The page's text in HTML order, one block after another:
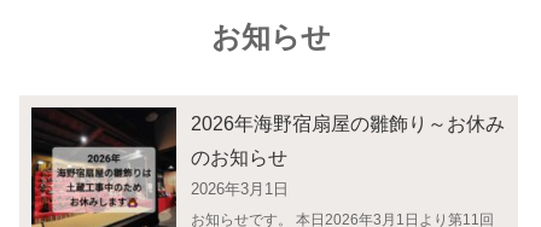
お知らせ
2026年海野宿扇屋の雛飾り～お休み
のお知らせ
2026年3月1日
お知らせです。 本日2026年3月1日より第11回